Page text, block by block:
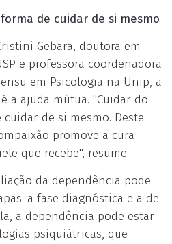
de cuidar de si mesmo
Gebara, doutora em
e professora coordenadora
em Psicologia na Unip, a
a ajuda mútua. "Cuidar do
de si mesmo. Deste
promove a cura
que recebe", resume.
da dependência pode
a fase diagnóstica e a de
a dependência pode estar
psiquiátricas, que